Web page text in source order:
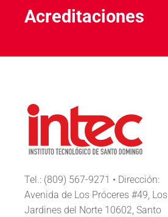
Acreditaciones
Tel.: (809) 567-9271 • Dirección:
Avenida de Los Próceres #49, Los
Jardines del Norte 10602, Santo